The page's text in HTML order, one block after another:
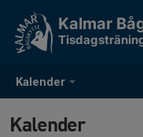
Kalender
Kalmar
Kalender